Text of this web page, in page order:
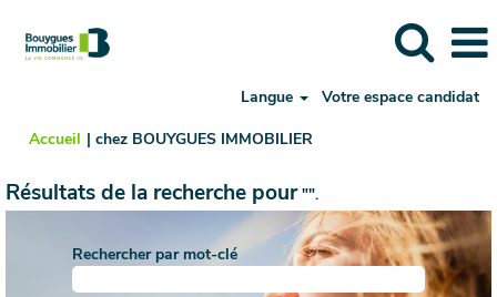
Langue
Votre espace candidat
Accueil | chez BOUYGUES IMMOBILIER(page
Résultats de la recherche pour"".
Rechercher par mot-clé